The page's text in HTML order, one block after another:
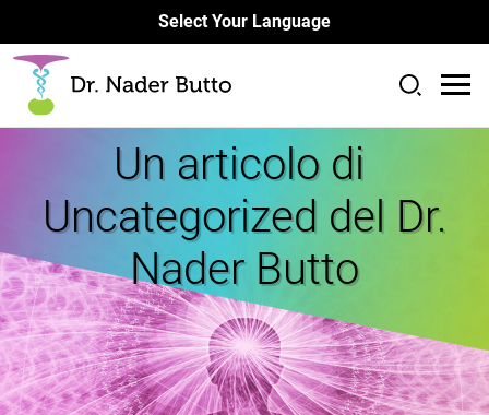
Select Your Language
Un articolo di
Uncategorized del Dr.
Nader Butto